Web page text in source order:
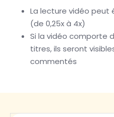
La lecture vidéo peut
(de 0,25x à 4x)
Si la vidéo comporte
titres, ils seront
commentés